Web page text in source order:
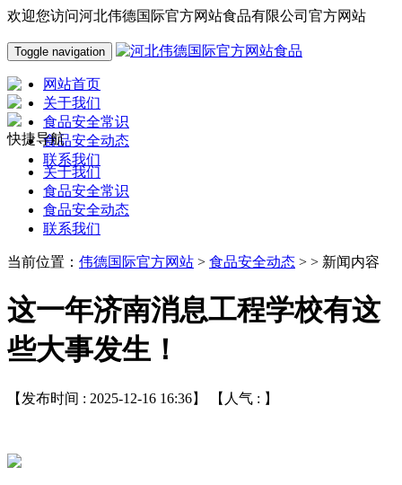
欢迎您访问河北伟德国际官方网站食品有限公司官方网站
Toggle navigation
网站首页
关于我们
食品安全常识
食品安全动态
联系我们
快捷导航
关于我们
食品安全常识
食品安全动态
联系我们
当前位置： 伟德国际官方网站 > 食品安全动态 > > 新闻内容
这一年济南消息工程学校有这
些大事发生！
【发布时间 : 2025-12-16 16:36】 【人气 : 】